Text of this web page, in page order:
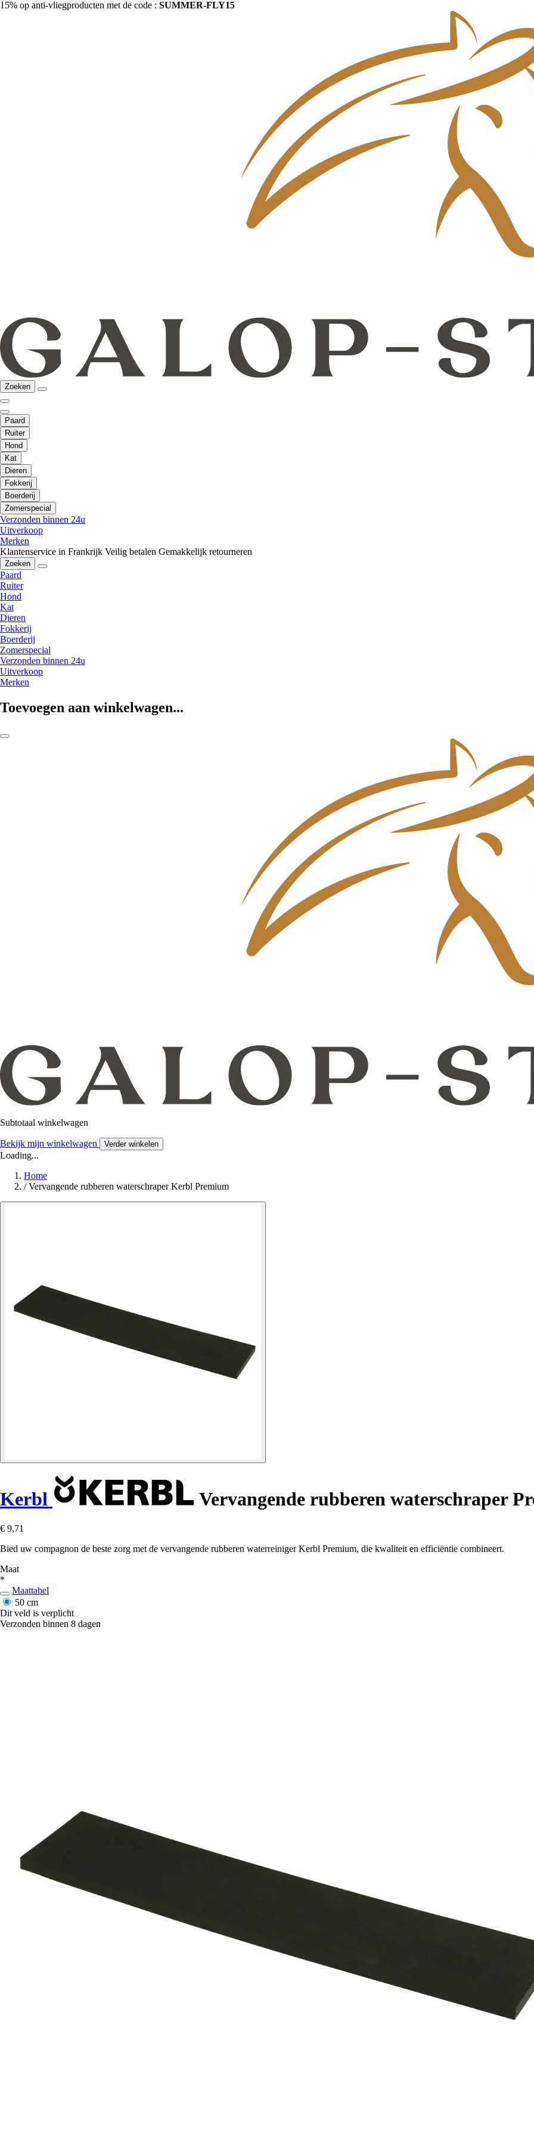
15% op anti-vliegproducten met de code : SUMMER-FLY15
Zoeken
Paard
Ruiter
Hond
Kat
Dieren
Fokkerij
Boerderij
Zomerspecial
Verzonden binnen 24u
Uitverkoop
Merken
Klantenservice in Frankrijk Veilig betalen Gemakkelijk retourneren
Zoeken
Paard
Ruiter
Hond
Kat
Dieren
Fokkerij
Boerderij
Zomerspecial
Verzonden binnen 24u
Uitverkoop
Merken
Toevoegen aan winkelwagen...
Subtotaal winkelwagen
Bekijk mijn winkelwagen Verder winkelen
Loading...
Home
/ Vervangende rubberen waterschraper Kerbl Premium
Kerbl Vervangende rubberen waterschraper
€ 9,71
Bied uw compagnon de beste zorg met de vervangende rubberen waterreiniger Kerbl Premium, die kwaliteit en efficiëntie combineert.
Maat
*
Maattabel
50 cm
Dit veld is verplicht
Verzonden binnen 8 dagen